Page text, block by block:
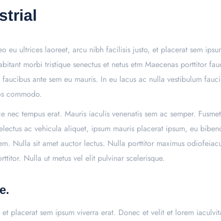
eu ultrices laoreet, arcu nibh facilisis justo, et placerat sem
morbi tristique senectus et netus etm Maecenas porttitor
ante sem eu mauris. In eu lacus ac nulla vestibulum
commodo.
tempus erat. Mauris iaculis venenatis sem ac semper.
ac vehicula aliquet, ipsum mauris placerat ipsum, eu
Nulla sit amet auctor lectus. Nulla porttitor maximus
Nulla ut metus vel elit pulvinar scelerisque.
placerat sem ipsum viverra erat. Donec et velit et lorem